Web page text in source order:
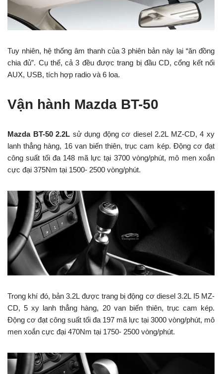
Tuy nhiên, hệ thống âm thanh của 3 phiên bản này lại “ăn đồng
chia đủ”. Cụ thể, cả 3 đều được trang bị đầu CD, cổng kết nối
AUX, USB, tích hợp radio và 6 loa.
Vận hành Mazda BT-50
Mazda BT-50 2.2L sử dụng động cơ diesel 2.2L MZ-CD, 4 xy
lanh thẳng hàng, 16 van biến thiên, trục cam kép. Động cơ đạt
công suất tối đa 148 mã lực tại 3700 vòng/phút, mô men xoắn
cực đại 375Nm tại 1500- 2500 vòng/phút.
Trong khí đó, bản 3.2L được trang bị động cơ diesel 3.2L I5 MZ-
CD, 5 xy lanh thẳng hàng, 20 van biến thiên, trục cam kép.
Động cơ đạt công suất tối đa 197 mã lực tại 3000 vòng/phút, mô
men xoắn cực đại 470Nm tại 1750- 2500 vòng/phút.